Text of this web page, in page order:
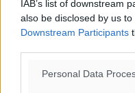
IAB’s list of downstream
also be disclosed by us
Downstream Participants
Personal Data
33°
ΚΥ